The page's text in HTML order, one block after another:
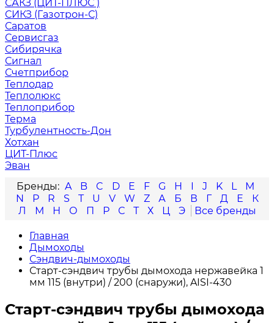
САКЗ (ЦИТ-ПЛЮС )
СИКЗ (Газотрон-С)
Саратов
Сервисгаз
Сибирячка
Сигнал
Счетприбор
Теплодар
Теплолюкс
Теплоприбор
Терма
Турбулентность-Дон
Хотхан
ЦИТ-Плюс
Эван
A
B C D E F G H I J K L
M
N
P R S T U V W Z А Б В Г Д Е
К
Л
М Н О П Р С Т Х Ц Э
Главная
Дымоходы
Сэндвич-дымоходы
Старт-сэндвич трубы дымохода нержавейка 1
мм 115 (внутри) / 200 (снаружи), AISI-430
Старт-сэндвич трубы дымохода